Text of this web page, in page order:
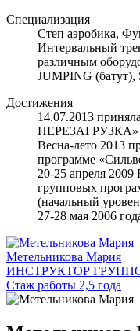
Специализация
Степ аэробика,
Интервальный
различным
JUMPING (батут),
Достижения
14.07.2013
ПЕРЕЗАГРУЗКА»
Весна-лето 2013
программе
20-25 апреля
групповых
(начальный
27-28 мая 2006
Метельникова Мария
ИНСТРУКТОР
Стаж работы 2,5 года